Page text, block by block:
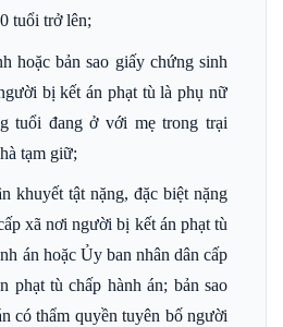
tuổi trở lên;
hoặc bản sao giấy chứng sinh
bị kết án phạt tù là phụ nữ
tuổi đang ở với mẹ trong trại
tạm giữ;
khuyết tật nặng, đặc biệt nặng
xã nơi người bị kết án phạt tù
án hoặc Ủy ban nhân dân cấp
phạt tù chấp hành án; bản sao
có thẩm quyền tuyên bố người